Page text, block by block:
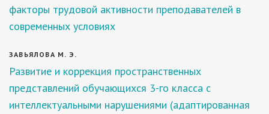
факторы трудовой активности преподавателей в
современных условиях
ЗАВЬЯЛОВА М. Э.
Развитие и коррекция пространственных
представлений обучающихся 3-го класса с
интеллектуальными нарушениями (адаптированная